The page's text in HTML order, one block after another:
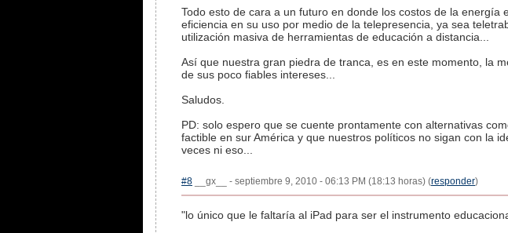
Todo esto de cara a un futuro en donde los costos de la
eficiencia en su uso por medio de la telepresencia, ya sea
utilización masiva de herramientas de educación a distancia...
Así que nuestra gran piedra de tranca, es en este momento, la
de sus poco fiables intereses...
Saludos.
PD: solo espero que se cuente prontamente con alternativas
factible en sur América y que nuestros políticos no sigan con la
veces ni eso...
#8 __gx__ - septiembre 9, 2010 - 06:13 PM (18:13 horas) (responder)
"lo único que le faltaría al iPad para ser el instrumento